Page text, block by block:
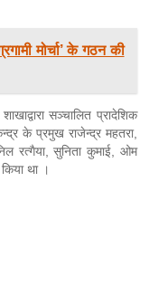
मोर्चा’ के गठन की
सञ्चालित प्रादेशिक
के प्रमुख राजेन्द्र महतरा,
रत्गैया, सुनिता कुमाई, ओम
था ।